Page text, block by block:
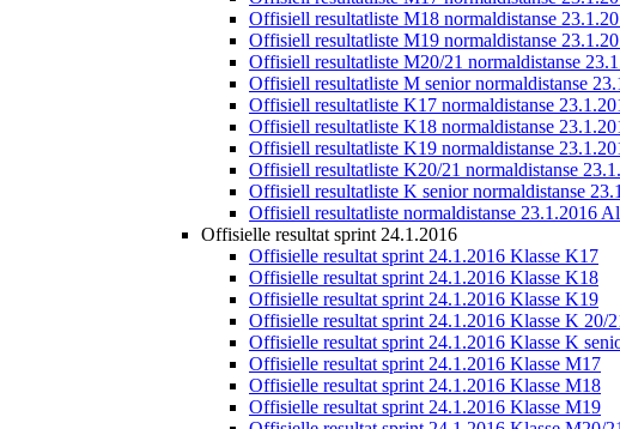
Offisiell resultatliste M18 normaldistanse
Offisiell resultatliste M19 normaldistanse
Offisiell resultatliste M20/21 normaldistanse
Offisiell resultatliste M senior normaldistanse
Offisiell resultatliste K17 normaldistanse
Offisiell resultatliste K18 normaldistanse
Offisiell resultatliste K19 normaldistanse
Offisiell resultatliste K20/21 normaldistanse
Offisiell resultatliste K senior normaldistanse
Offisiell resultatliste normaldistanse 23.1.2016
Offisielle resultat sprint 24.1.2016
Offisielle resultat sprint 24.1.2016 Klasse K17
Offisielle resultat sprint 24.1.2016 Klasse K18
Offisielle resultat sprint 24.1.2016 Klasse K19
Offisielle resultat sprint 24.1.2016 Klasse K 20/
Offisielle resultat sprint 24.1.2016 Klasse K
Offisielle resultat sprint 24.1.2016 Klasse M17
Offisielle resultat sprint 24.1.2016 Klasse M18
Offisielle resultat sprint 24.1.2016 Klasse M19